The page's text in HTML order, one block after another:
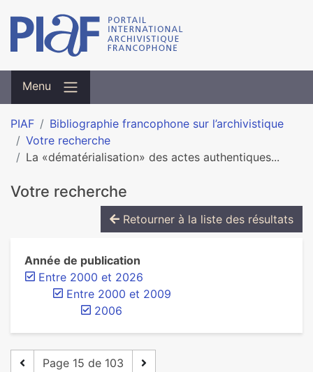
Menu
PIAF
Bibliographie francophone sur l’archivistique
Votre recherche
La «dématérialisation» des actes authentiques...
Votre recherche
Retourner à la liste des résultats
Année de publication
Entre 2000 et 2026
Entre 2000 et 2009
2006
Page 15 de 103